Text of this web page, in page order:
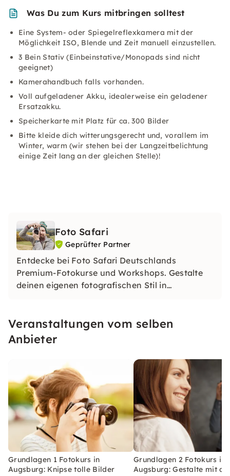
Was Du zum Kurs mitbringen solltest
Eine System- oder Spiegelreflexkamera mit der
Möglichkeit ISO, Blende und Zeit manuell einzustellen.
3 Bein Stativ (Einbeinstative/Monopads sind nicht
geeignet)
Kamerahandbuch falls vorhanden.
Voll aufgeladener Akku, idealerweise ein geladener
Ersatzakku.
Speicherkarte mit Platz für ca. 300 Bilder
Bitte kleide dich witterungsgerecht und, vorallem im
Winter, warm (wir stehen bei der Langzeitbelichtung
einige Zeit lang an der gleichen Stelle)!
Foto Safari
Geprüfter Partner
Entdecke bei Foto Safari Deutschlands
Premium-Fotokurse und Workshops. Gestalte
deinen eigenen fotografischen Stil in
Welt der Fotografie.
Veranstaltungen vom selben
Anbieter
Grundlagen 1 Fotokurs in
Augsburg: Knipse tolle Bilder
Grundlagen 2 Fotokurs in
Augsburg: Gestalte mit